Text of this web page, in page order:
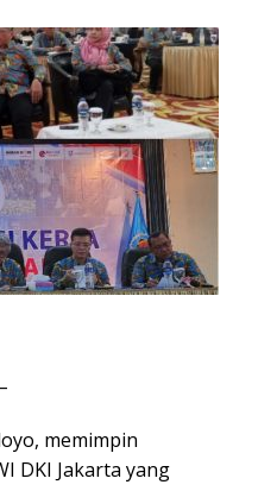
memimpin
DKI Jakarta yang